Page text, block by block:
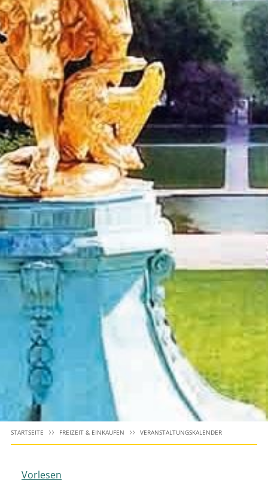
STARTSEITE FREIZEIT & EINKAUFEN VERANSTALTUNGSKALENDER
Vorlesen